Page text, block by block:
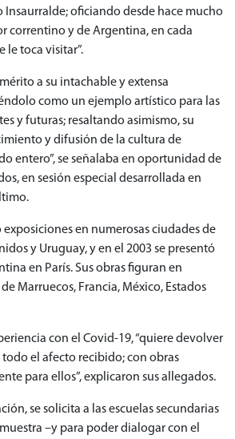
Insaurralde; oficiando desde hace mucho
correntino y de Argentina, en cada
le toca visitar”.
a su intachable y extensa
como un ejemplo artístico para las
y futuras; resaltando asimismo, su
y difusión de la cultura de
entero”, se señalaba en oportunidad de
en sesión especial desarrollada en
exposiciones en numerosas ciudades de
y Uruguay, y en el 2003 se presentó
en París. Sus obras figuran en
Marruecos, Francia, México, Estados
con el Covid-19, “quiere devolver
el afecto recibido; con obras
para ellos”, explicaron sus allegados.
se solicita a las escuelas secundarias
–y para poder dialogar con el